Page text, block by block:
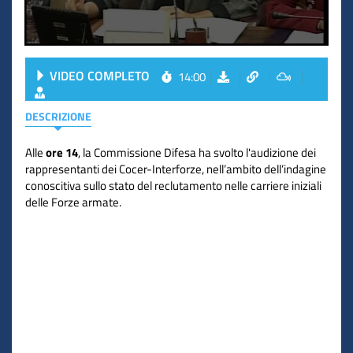
VIDEO COMPLETO 14:00
DESCRIZIONE
Alleore 14, la Commissione Difesa ha svolto l'audizione dei
rappresentanti dei Cocer-Interforze, nell’ambito dell’indagine
conoscitiva sullo stato del reclutamento nelle carriere iniziali
delle Forze armate.